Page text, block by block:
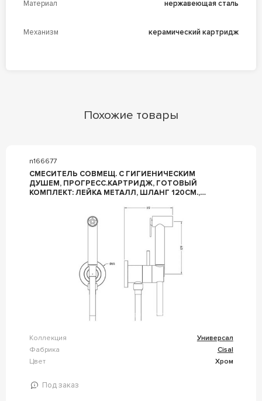
Материал нержавеющая сталь
Механизм керамический картридж
Похожие товары
n166677
СМЕСИТЕЛЬ СОВМЕЩ. С ГИГИЕНИЧЕСКИМ
ДУШЕМ, ПРОГРЕСС.КАРТРИДЖ, ГОТОВЫЙ
КОМПЛЕКТ: ЛЕЙКА МЕТАЛЛ, ШЛАНГ 120СМ.,
УНИВЕРСАЛ CV00797521
Коллекция
Универсал
Фабрика
Cisal
Цвет
Хром
Под заказ